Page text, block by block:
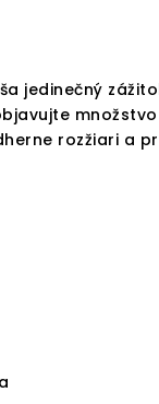
jedinečný
rozžiari a